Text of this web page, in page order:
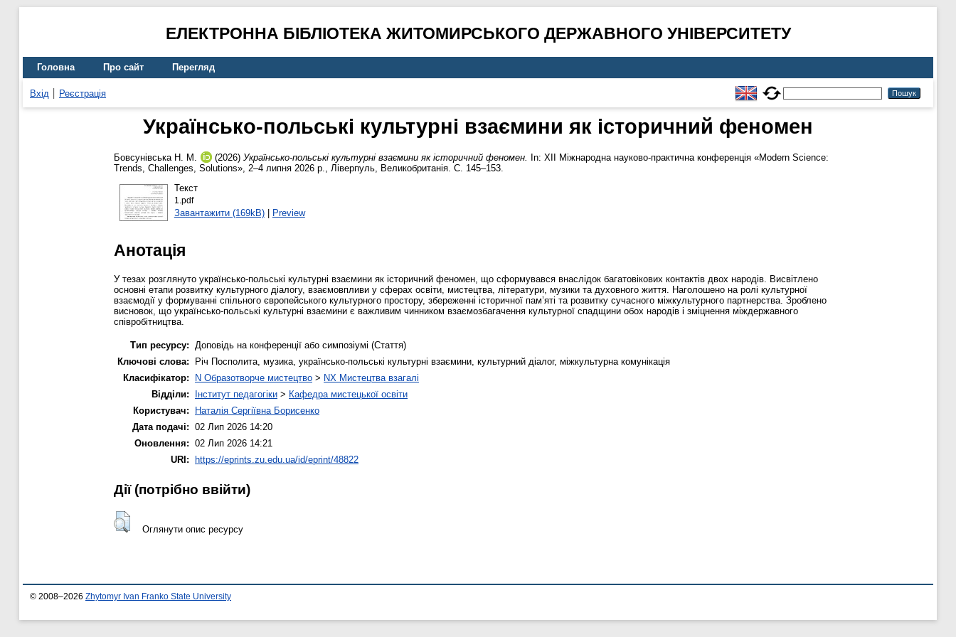
ЕЛЕКТРОННА БІБЛІОТЕКА ЖИТОМИРСЬКОГО ДЕРЖАВНОГО УНІВЕРСИТЕТУ
Головна Про сайт Перегляд
Вхід Реєстрація
Українсько-польські культурні взаємини як історичний феномен
Бовсунівська Н. М. (2026) Українсько-польські культурні взаємини як історичний феномен.
In: XII Міжнародна науково-практична конференція «Modern Science:
Trends, Challenges, Solutions», 2–4 липня 2026 р., Ліверпуль, Великобританія. С. 145–153.
Текст
1.pdf
Завантажити (169kB)| Preview
Анотація
У тезах розглянуто українсько-польські культурні взаємини як історичний феномен, що сформувався внаслідок багатовікових контактів двох народів. Висвітлено
основні етапи розвитку культурного діалогу, взаємовпливи у сферах освіти, мистецтва, літератури, музики та духовного життя. Наголошено на ролі культурної
взаємодії у формуванні спільного європейського культурного простору, збереженні історичної пам’яті та розвитку сучасного міжкультурного партнерства. Зроблено
висновок, що українсько-польські культурні взаємини є важливим чинником взаємозбагачення культурної спадщини обох народів і зміцнення міждержавного
співробітництва.
Тип ресурсу:
Доповідь на конференції або симпозіумі (Стаття)
Ключові слова:
Річ Посполита, музика, українсько-польські культурні взаємини, культурний діалог, міжкультурна комунікація
Класифікатор:
N Образотворче мистецтво > NX Мистецтва взагалі
Відділи:
Інститут педагогіки > Кафедра мистецької освіти
Користувач:
Наталія Сергіївна Борисенко
Дата подачі: 02 Лип 2026 14:20
Оновлення: 02 Лип 2026 14:21
URI: https://eprints.zu.edu.ua/id/eprint/48822
Дії ​​(потрібно ввійти)
Оглянути опис ресурсу
© 2008–2026 Zhytomyr Ivan Franko State University